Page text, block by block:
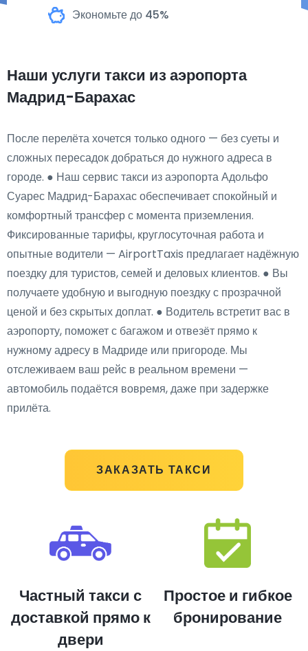
Экономьте до 45%
ЗАКАЗАТЬ ТАКСИ
Наши услуги такси из аэропорта
Мадрид-Барахас
После перелёта хочется только одного — без суеты и
сложных пересадок добраться до нужного адреса в
городе. ● Наш сервис такси из аэропорта Адольфо
Суарес Мадрид-Барахас обеспечивает спокойный и
комфортный трансфер с момента приземления.
Фиксированные тарифы, круглосуточная работа и
опытные водители — AirportTaxis предлагает надёжную
поездку для туристов, семей и деловых клиентов. ● Вы
получаете удобную и выгодную поездку с прозрачной
ценой и без скрытых доплат. ● Водитель встретит вас в
аэропорту, поможет с багажом и отвезёт прямо к
нужному адресу в Мадриде или пригороде. Мы
отслеживаем ваш рейс в реальном времени —
автомобиль подаётся вовремя, даже при задержке
прилёта.
Частный такси с
доставкой прямо к
двери
Простое и гибкое
бронирование